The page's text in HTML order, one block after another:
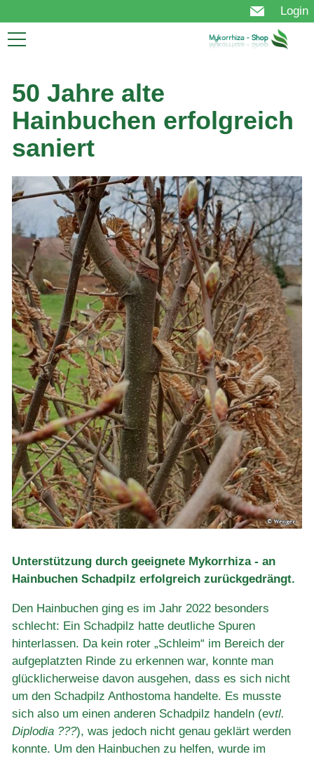
Login
Mykorrhiza
Nutzen
Technologie
Anwendung
FAQ
Über uns
Aktuelles
50 Jahre alte
Hainbuchen erfolgreich
saniert
Unterstützung durch geeignete Mykorrhiza - an
Hainbuchen Schadpilz erfolgreich zurückgedrängt.
Den Hainbuchen ging es im Jahr 2022 besonders
schlecht: Ein Schadpilz hatte deutliche Spuren
hinterlassen. Da kein roter „Schleim“ im Bereich der
aufgeplatzten Rinde zu erkennen war, konnte man
glücklicherweise davon ausgehen, dass es sich nicht
um den Schadpilz Anthostoma handelte. Es musste
sich also um einen anderen Schadpilz handeln (evtl.
Diplodia ???), was jedoch nicht genau geklärt werden
konnte. Um den Hainbuchen zu helfen, wurde im